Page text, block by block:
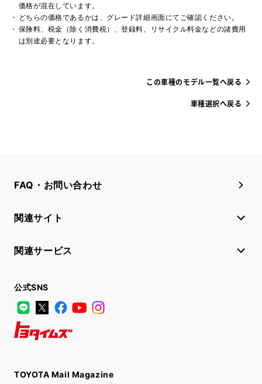
価格が混在しています。
どちらの価格であるかは、グレード詳細画面にてご確認ください。
保険料、税金（除く消費税）、登録料、リサイクル料金などの諸費用
は別途必要となります。
この車種のモデル一覧へ戻る
車種選択へ戻る
FAQ・お問い合わせ
関連サイト
関連サービス
公式SNS
LINE
X FacebookYouTube
TOYOTA Mail Magazine